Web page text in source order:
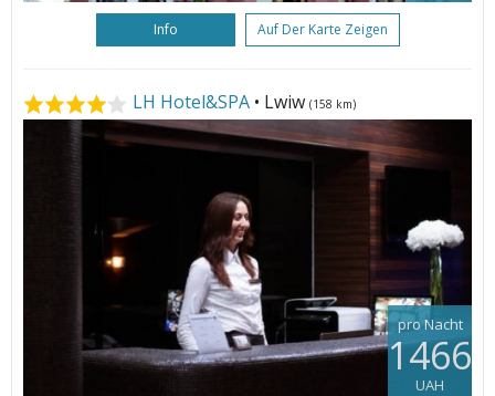
Info Auf Der Karte Zeigen
LH Hotel&SPA • Lwiw (158 km)
pro Nacht
1466
UAH